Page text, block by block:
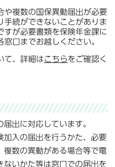
や複数の国保異動届出が必要
手続ができないことがありま
すが必要書類を保険年金課に
口までお越しください。
て、詳細はこちらをご確認く
出に対応しています。
加入の届出を行うかた、必要
複数の異動がある場合等で電
ないかた等は窓口での届出を